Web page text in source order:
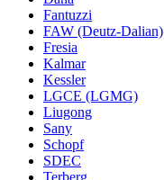
Fantuzzi
FAW (Deutz-Dalian)
Fresia
Kalmar
Kessler
LGCE (LGMG)
Liugong
Sany
Schopf
SDEC
Terberg